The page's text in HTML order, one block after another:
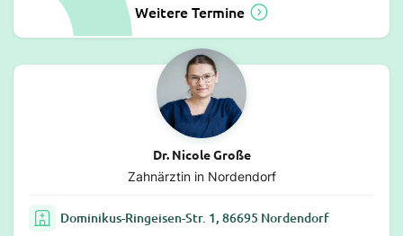
Weitere Termine
Dr. Nicole Große
Zahnärztin in Nordendorf
Dominikus-Ringeisen-Str. 1, 86695 Nordendorf